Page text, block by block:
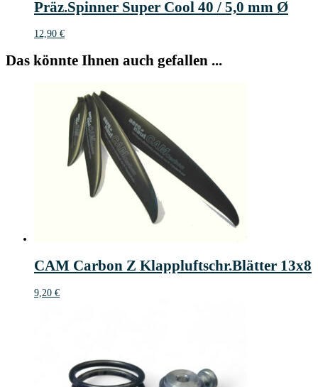
Präz.Spinner Super Cool 40 / 5,0 mm Ø
12,90 €
Das könnte Ihnen auch gefallen ...
CAM Carbon Z Klappluftschr.Blätter 13x8
9,20 €